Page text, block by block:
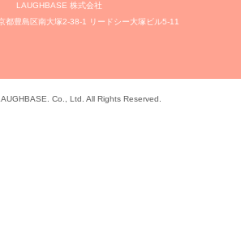
LAUGHBASE 株式会社
都豊島区南大塚2-38-1 リードシー大塚ビル5-11
Co., Ltd. All Rights Reserved.